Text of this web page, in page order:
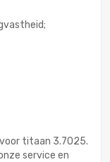
voor titaan 3.7025.
service en